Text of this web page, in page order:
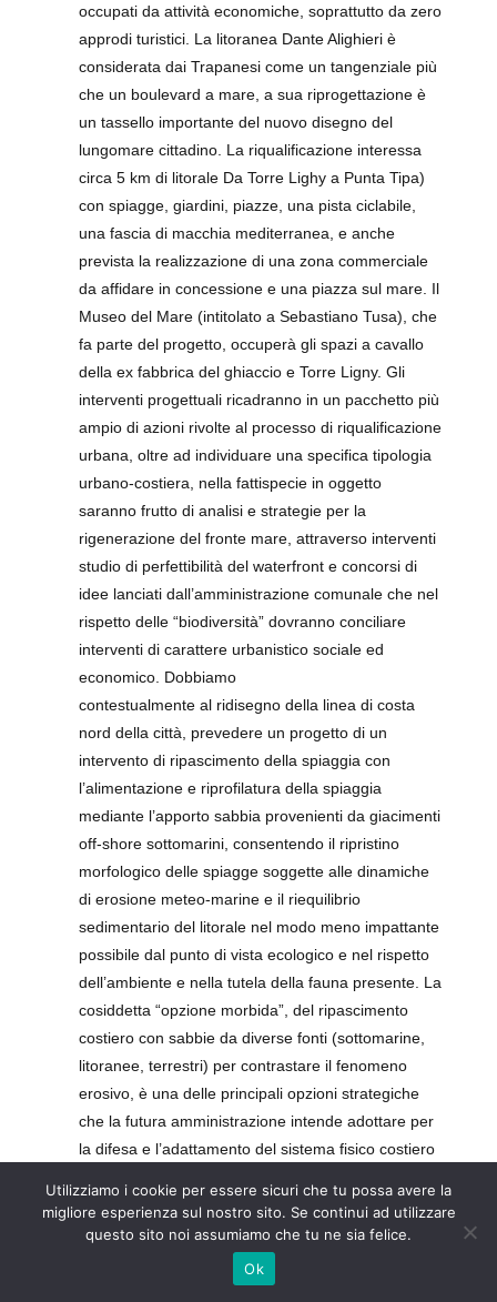
occupati da attività economiche, soprattutto da zero
approdi turistici. La litoranea Dante Alighieri è
considerata dai Trapanesi come un tangenziale più
che un boulevard a mare, a sua riprogettazione è
un tassello importante del nuovo disegno del
lungomare cittadino. La riqualificazione interessa
circa 5 km di litorale Da Torre Lighy a Punta Tipa)
con spiagge, giardini, piazze, una pista ciclabile,
una fascia di macchia mediterranea, e anche
prevista la realizzazione di una zona commerciale
da affidare in concessione e una piazza sul mare. Il
Museo del Mare (intitolato a Sebastiano Tusa), che
fa parte del progetto, occuperà gli spazi a cavallo
della ex fabbrica del ghiaccio e Torre Ligny. Gli
interventi progettuali ricadranno in un pacchetto più
ampio di azioni rivolte al processo di riqualificazione
urbana, oltre ad individuare una specifica tipologia
urbano-costiera, nella fattispecie in oggetto
saranno frutto di analisi e strategie per la
rigenerazione del fronte mare, attraverso interventi
studio di perfettibilità del waterfront e concorsi di
idee lanciati dall’amministrazione comunale che nel
rispetto delle “biodiversità” dovranno conciliare
interventi di carattere urbanistico sociale ed
economico. Dobbiamo
contestualmente al ridisegno della linea di costa
nord della città, prevedere un progetto di un
intervento di ripascimento della spiaggia con
l’alimentazione e riprofilatura della spiaggia
mediante l’apporto sabbia provenienti da giacimenti
off-shore sottomarini, consentendo il ripristino
morfologico delle spiagge soggette alle dinamiche
di erosione meteo-marine e il riequilibrio
sedimentario del litorale nel modo meno impattante
possibile dal punto di vista ecologico e nel rispetto
dell’ambiente e nella tutela della fauna presente. La
cosiddetta “opzione morbida”, del ripascimento
costiero con sabbie da diverse fonti (sottomarine,
litoranee, terrestri) per contrastare il fenomeno
erosivo, è una delle principali opzioni strategiche
che la futura amministrazione intende adottare per
la difesa e l’adattamento del sistema fisico costiero
Porto peschereccio
Basta con il degrado! Un complesso di straordinario
interesse, dove la funzione di servizio in favore
Utilizziamo i cookie per essere sicuri che tu possa avere la
migliore esperienza sul nostro sito. Se continui ad utilizzare
questo sito noi assumiamo che tu ne sia felice.
Ok